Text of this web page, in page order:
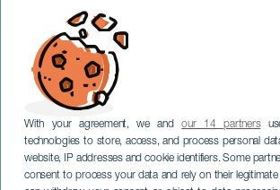
With your agreement, we andour 14 partners
technologies to store, access, and process personal
website, IP addresses and cookie identifiers. Some
consent to process your data and rely on their legitimate